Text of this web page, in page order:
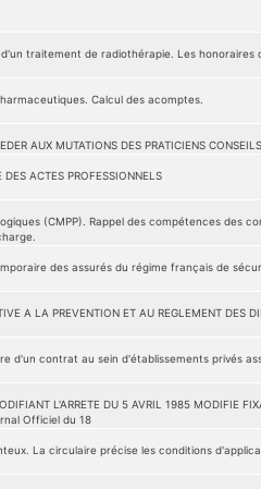
traitement de radiothérapie. Les
Calcul des acomptes.
AUX MUTATIONS DES PRATICIENS
ACTES PROFESSIONNELS
(CMPP). Rappel des compétences des
des assurés du régime français de
A LA PREVENTION ET AU REGLEMENT DES
d'un contrat au sein d'établissements privés
L'ARRETE DU 5 AVRIL 1985 MODIFIE
Officiel du 18
La circulaire précise les conditions